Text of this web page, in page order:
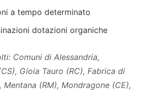
a tempo determinato
dotazioni organiche
Comuni di Alessandria,
Gioia Tauro (RC), Fabrica di
Mentana (RM), Mondragone (CE),